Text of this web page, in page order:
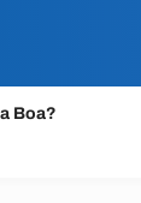
Boa?